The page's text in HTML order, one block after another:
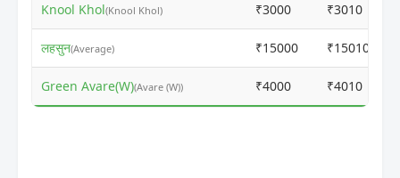
Knool Khol(Knool Khol) ₹3000 ₹3010
लहसुन(Average) ₹15000 ₹15010
Green Avare(W)(Avare (W)) ₹4000 ₹4010